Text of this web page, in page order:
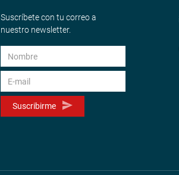
Suscríbete con tu correo a
nuestro newsletter.
Suscribirme